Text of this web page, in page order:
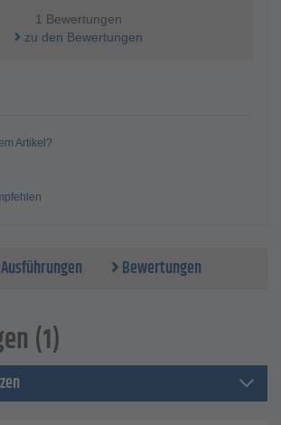
1 Bewertungen
zu den Bewertungen
Artikel?
Ausführungen Bewertungen
(1)